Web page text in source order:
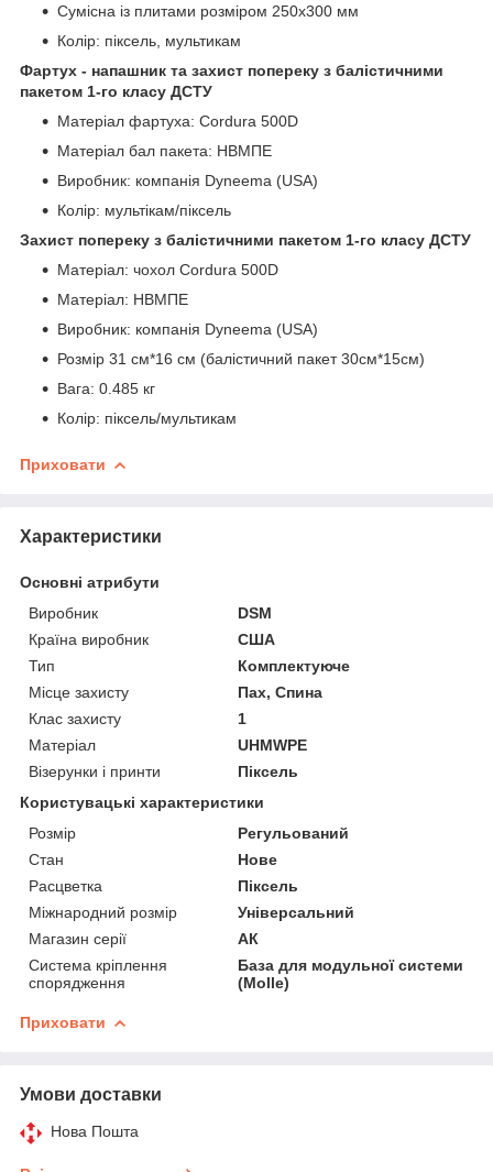
Сумісна із плитами розміром 250х300 мм
Колір: піксель, мультикам
Фартух - напашник та захист попереку з балістичними
пакетом 1-го класу ДСТУ
Матеріал фартуха: Cordura 500D
Матеріал бал пакета: НВМПЕ
Виробник: компанія Dyneema (USA)
Колір: мультікам/піксель
Захист попереку з балістичними пакетом 1-го класу ДСТУ
Матеріал: чохол Cordura 500D
Матеріал: НВМПЕ
Виробник: компанія Dyneema (USA)
Розмір 31 см*16 см (балістичний пакет 30см*15см)
Вага: 0.485 кг
Колір: піксель/мультикам
Приховати
Характеристики
Основні атрибути
Виробник
DSM
Країна виробник
США
Тип
Комплектуюче
Місце захисту
Пах, Спина
Клас захисту
1
Матеріал
UHMWPE
Візерунки і принти
Піксель
Користувацькі характеристики
Розмір
Регульований
Стан
Нове
Расцветка
Піксель
Міжнародний розмір
Універсальний
Магазин серії
АК
Система кріплення
спорядження
База для модульної системи
(Molle)
Приховати
Умови доставки
Нова Пошта